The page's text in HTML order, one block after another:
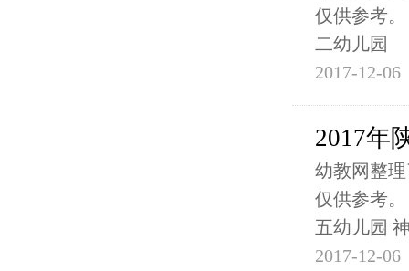
仅供参考
二幼儿园
2017-12-06
2017年
幼教网整
仅供参考
五幼儿园
2017-12-06